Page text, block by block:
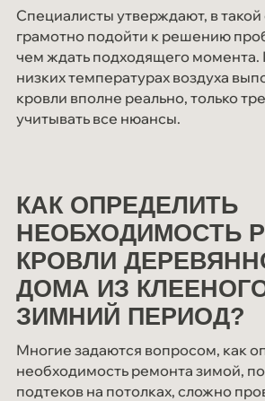
Отзывы
Материалы и технологии
Мероприятия
СОУТ
Специалисты утверждают, в
грамотно подойти к решению
чем ждать подходящего момента.
низких температурах воздуха
кровли вполне реально, только
учитывать все нюансы.
КАК ОПРЕДЕЛИТЬ
НЕОБХОДИМОСТЬ
КРОВЛИ
ДОМА ИЗ
ЗИМНИЙ ПЕРИОД?
Многие задаются вопросом, как
необходимость ремонта зимой,
подтеков на потолках, сложно